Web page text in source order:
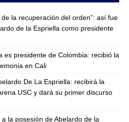
la recuperación del orden”: así fue
de la Espriella como presidente
es presidente de Colombia: recibió la
en Cali
De La Espriella: recibirá la
USC y dará su primer discurso
la posesión de Abelardo de la